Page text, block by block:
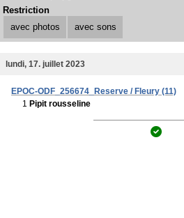
Restriction
avec photos
avec sons
lundi, 17. juillet 2023
EPOC-ODF_256674_Reserve / Fleury (11)
1 Pipit rousseline